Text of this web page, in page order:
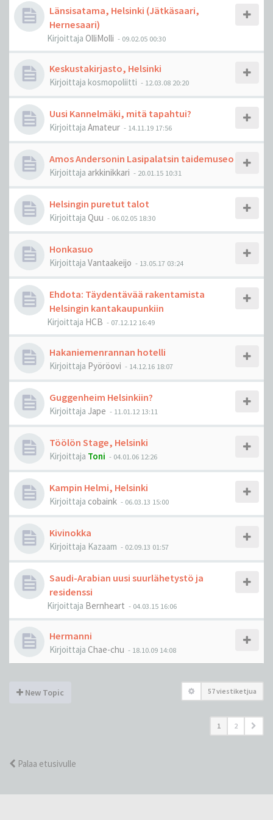
Länsisatama, Helsinki (Jätkäsaari,
Hernesaari)
Kirjoittaja OlliMolli - 09.02.05 00:30
Keskustakirjasto, Helsinki
Kirjoittaja kosmopoliitti - 12.03.08 20:20
Uusi Kannelmäki, mitä tapahtui?
Kirjoittaja Amateur - 14.11.19 17:56
Amos Andersonin Lasipalatsin taidemuseo
Kirjoittaja arkkinikkari - 20.01.15 10:31
Helsingin puretut talot
Kirjoittaja Quu - 06.02.05 18:30
Honkasuo
Kirjoittaja Vantaakeijo - 13.05.17 03:24
Ehdota: Täydentävää rakentamista
Helsingin kantakaupunkiin
Kirjoittaja HCB - 07.12.12 16:49
Hakaniemenrannan hotelli
Kirjoittaja Pyöröovi - 14.12.16 18:07
Guggenheim Helsinkiin?
Kirjoittaja Jape - 11.01.12 13:11
Töölön Stage, Helsinki
Kirjoittaja Toni - 04.01.06 12:26
Kampin Helmi, Helsinki
Kirjoittaja cobaink - 06.03.13 15:00
Kivinokka
Kirjoittaja Kazaam - 02.09.13 01:57
Saudi-Arabian uusi suurlähetystö ja
residenssi
Kirjoittaja Bernheart - 04.03.15 16:06
Hermanni
Kirjoittaja Chae-chu - 18.10.09 14:08
New Topic 57 viestiketjua
1 2
Palaa etusivulle